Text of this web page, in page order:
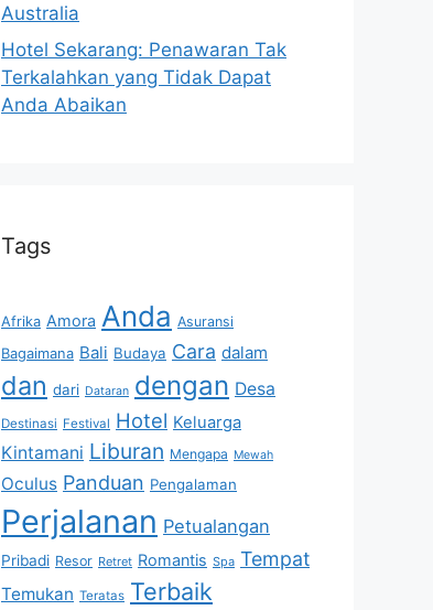
Australia
Hotel Sekarang: Penawaran Tak
Terkalahkan yang Tidak Dapat
Anda Abaikan
Tags
Afrika Amora Anda Asuransi
Bagaimana Bali Budaya Cara dalam
dan dari Dataran dengan Desa
Destinasi Festival Hotel Keluarga
Kintamani Liburan Mengapa Mewah
Oculus Panduan Pengalaman
Perjalanan Petualangan
Pribadi Resor Retret Romantis Spa Tempat
Temukan Teratas Terbaik